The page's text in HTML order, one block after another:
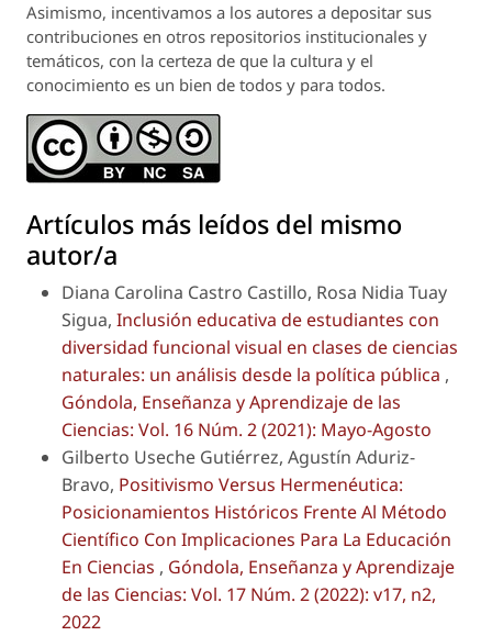
Asimismo, incentivamos a los autores a depositar sus
contribuciones en otros repositorios institucionales y
temáticos, con la certeza de que la cultura y el
conocimiento es un bien de todos y para todos.
Artículos más leídos del mismo
autor/a
Diana Carolina Castro Castillo, Rosa Nidia Tuay
Sigua, Inclusión educativa de estudiantes con
diversidad funcional visual en clases de ciencias
naturales: un análisis desde la política pública ,
Góndola, Enseñanza y Aprendizaje de las
Ciencias: Vol. 16 Núm. 2 (2021): Mayo-Agosto
Gilberto Useche Gutiérrez, Agustín Aduriz-
Bravo, Positivismo Versus Hermenéutica:
Posicionamientos Históricos Frente Al Método
Científico Con Implicaciones Para La Educación
En Ciencias , Góndola, Enseñanza y Aprendizaje
de las Ciencias: Vol. 17 Núm. 2 (2022): v17, n2,
2022